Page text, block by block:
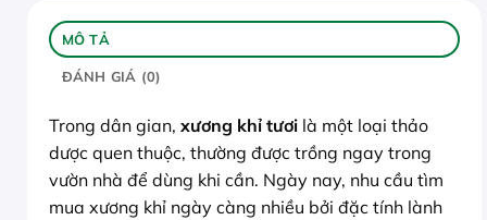
MÔ TẢ
ĐÁNH GIÁ (0)
Trong dân gian, xương khỉ tươi là một loại thảo
dược quen thuộc, thường được trồng ngay trong
vườn nhà để dùng khi cần. Ngày nay, nhu cầu tìm
mua xương khỉ ngày càng nhiều bởi đặc tính lành